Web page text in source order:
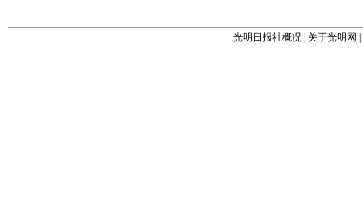
光明日报社概况 关于光明网